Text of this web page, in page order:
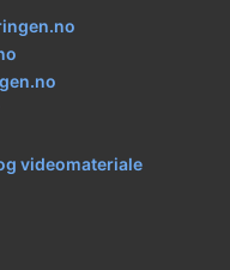
videomateriale